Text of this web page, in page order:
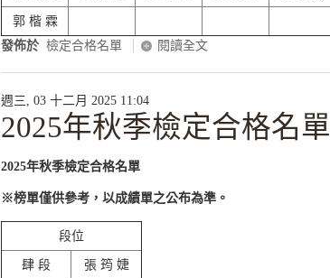
郭 楷 霖
發佈於 檢定合格名單 閱讀全文
週三, 03 十二月 2025 11:04
2025年秋季檢定合格名單
2025年秋季檢定合格名單
※榜單僅供參考，以成績單之公布為準。
段位
肆 段 張 筠 婕